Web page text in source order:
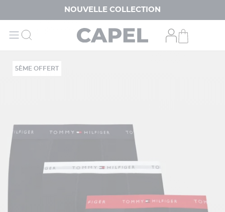
NOUVELLE COLLECTION
5ÈME OFFERT